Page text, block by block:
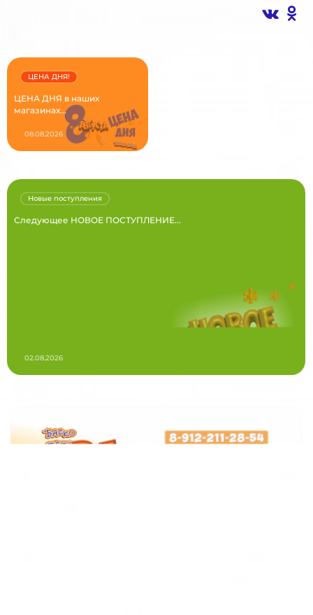
ЦЕНА ДНЯ в наших
магазинах...
ЦЕНА ДНЯ!
08.08.2026
Следующее НОВОЕ ПОСТУПЛЕНИЕ...
Новые поступления
02.08.2026